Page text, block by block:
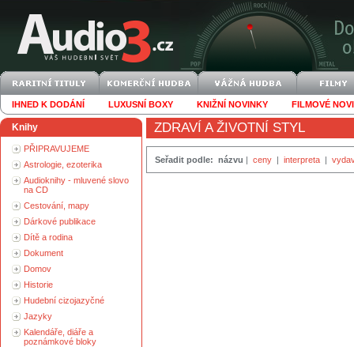
IHNED K DODÁNÍ LUXUSNÍ BOXY KNIŽNÍ NOVINKY FILMOVÉ
Knihy
PŘIPRAVUJEME
Astrologie, ezoterika
Audioknihy - mluvené slovo
na CD
Cestování, mapy
Dárkové publikace
Dítě a rodina
Dokument
Domov
Historie
Hudební cizojazyčné
Jazyky
Kalendáře, diáře a
poznámkové bloky
ZDRAVÍ A ŽIVOTNÍ STYL
Seřadit podle: názvu | ceny | interpreta |